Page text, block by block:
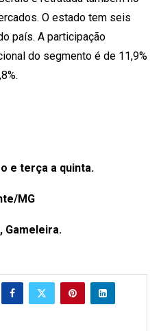
O estado tem seis
país. A participação
do segmento é de 11,9%
e terça a quinta.
MG
Gameleira.